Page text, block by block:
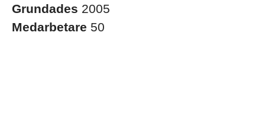
Grundades 2005
Medarbetare 50